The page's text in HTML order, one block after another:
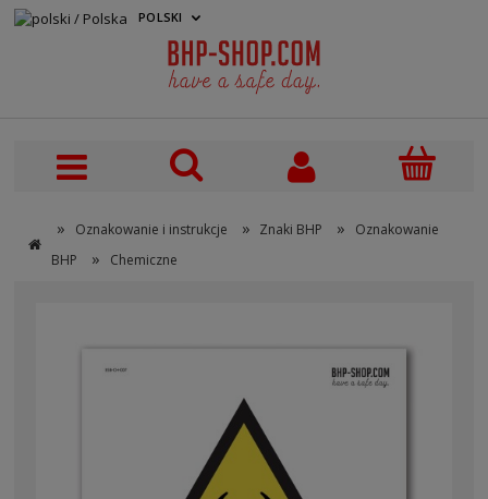
» Oznakowanie i instrukcje » Znaki BHP »
Oznakowanie
BHP
» Chemiczne
POLSKI